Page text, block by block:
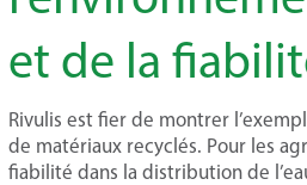
et de la
Rivulis est fier de montrer
de matériaux recyclés. Pour les
fiabilité dans la distribution de